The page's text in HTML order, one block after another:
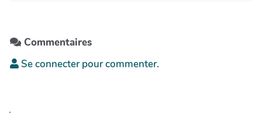
Commentaires
Se connecter pour commenter.
.